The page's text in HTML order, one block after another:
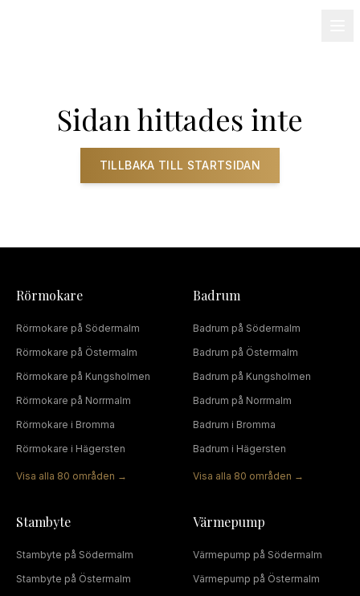
Sidan hittades inte
TILLBAKA TILL STARTSIDAN
Rörmokare
Rörmokare på Södermalm
Rörmokare på Östermalm
Rörmokare på Kungsholmen
Rörmokare på Norrmalm
Rörmokare i Bromma
Rörmokare i Hägersten
Visa alla 80 områden →
Badrum
Badrum på Södermalm
Badrum på Östermalm
Badrum på Kungsholmen
Badrum på Norrmalm
Badrum i Bromma
Badrum i Hägersten
Visa alla 80 områden →
Stambyte
Stambyte på Södermalm
Stambyte på Östermalm
Värmepump
Värmepump på Södermalm
Värmepump på Östermalm